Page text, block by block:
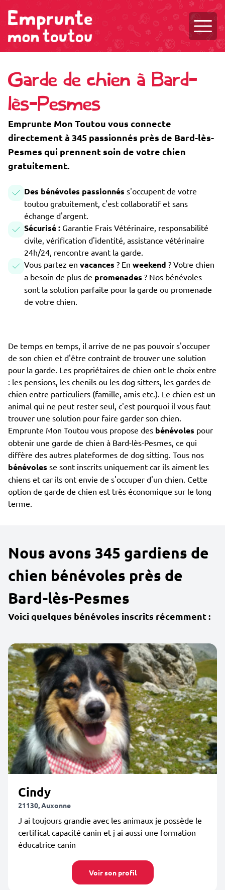
Garde de chien à Bard-
lès-Pesmes
Emprunte Mon Toutou vous connecte
directement à 345 passionnés près de Bard-lès-
Pesmes qui prennent soin de votre chien
gratuitement.
Des bénévoles passionnés s'occupent de votre
toutou gratuitement, c'est collaboratif et sans
échange d'argent.
Sécurisé : Garantie Frais Vétérinaire, responsabilité
civile, vérification d'identité, assistance vétérinaire
24h/24, rencontre avant la garde.
Vous partez en vacances ? En weekend ? Votre chien
a besoin de plus de promenades ? Nos bénévoles
sont la solution parfaite pour la garde ou promenade
de votre chien.
De temps en temps, il arrive de ne pas pouvoir s'occuper
de son chien et d'être contraint de trouver une solution
pour la garde. Les propriétaires de chien ont le choix entre
: les pensions, les chenils ou les dog sitters, les gardes de
chien entre particuliers (famille, amis etc.). Le chien est un
animal qui ne peut rester seul, c'est pourquoi il vous faut
trouver une solution pour faire garder son chien.
Emprunte Mon Toutou vous propose des bénévoles pour
obtenir une garde de chien à Bard-lès-Pesmes, ce qui
diffère des autres plateformes de dog sitting. Tous nos
bénévoles se sont inscrits uniquement car ils aiment les
chiens et car ils ont envie de s'occuper d'un chien. Cette
option de garde de chien est très économique sur le long
terme.
Nous avons 345 gardiens de
chien bénévoles près de
Bard-lès-Pesmes
Voici quelques bénévoles inscrits récemment :
Cindy
21130, Auxonne
J ai toujours grandie avec les animaux je possède le
certificat capacité canin et j ai aussi une formation
éducatrice canin
Voir son profil